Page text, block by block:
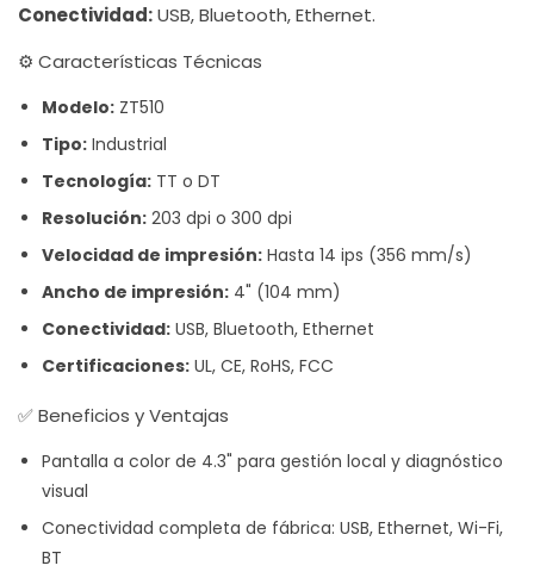
Conectividad:USB, Bluetooth, Ethernet.
⚙️ Características Técnicas
Modelo: ZT510
Tipo: Industrial
Tecnología: TT o DT
Resolución: 203 dpi o 300 dpi
Velocidad de impresión: Hasta 14 ips (356 mm/s)
Ancho de impresión: 4" (104 mm)
Conectividad: USB, Bluetooth, Ethernet
Certificaciones: UL, CE, RoHS, FCC
✅ Beneficios y Ventajas
Pantalla a color de 4.3" para gestión local y diagnóstico
visual
Conectividad completa de fábrica: USB, Ethernet, Wi-Fi,
BT